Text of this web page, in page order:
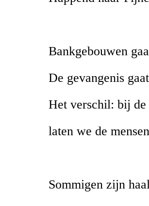
Bankgebouwen
De gevangenis
Het verschil: bij de
laten we de
Sommigen zijn